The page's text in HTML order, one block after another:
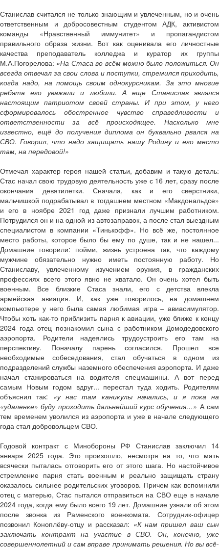
Станислав считался не только знающим и увлеченным, но и очень
ответственным и добросовестным студентом АДК, активистом
команды «Нравственный иммунитет» и пропагандистом
правильного образа жизни. Вот как оценивала его личностные
качества преподаватель колледжа и куратор их группы
М.А.Погорелова: «На Стаса во всём можно было положиться. Он
всегда отвечал за свои слова и поступки, стремился приходить,
когда надо, на помощь своим однокурсникам. За это многие
ребята его уважали и любили. А еще Станислав являлся
настоящим патриотом своей страны. И при этом, у него
сформировалось обостренное чувство справедливости и
ответственности за всё происходящее. Насколько мне
известно, ещё до получения диплома он буквально рвался на
СВО. Говорил, что надо защищать нашу Родину и его место
там, на передовой!»
Отмечая характер героя нашей статьи, добавим и такую деталь:
Стас начал свою трудовую деятельность уже с 16 лет, сразу после
окончания девятилетки. Сначала, как и его сверстники,
мальчишкой подрабатывал в тогдашнем местном «Макдональдсе»
и его в ноябре 2021 год даже признали лучшим работником.
Потрудился он и на одной из автозаправок, а после стал выездным
специалистом в компании «Тинькофф». Но всё же, постоянное
место работы, которое было бы ему по душе, так и не нашел...
Домашние говорили: пойми, жизнь устроена так, что каждому
мужчине обязательно нужно иметь постоянную работу. Но
Станиславу, увлеченному изучением оружия, в гражданских
профессиях всего этого явно не хватало. Он очень хотел быть
военным. Все близкие Стаса знали, его с детства влекла
армейская авиация. И, как уже говорилось, на домашнем
компьютере у него была самая любимая игра – авиасимулятор.
Чтобы хоть как-то приблизить парня к авиации, уже ближе к концу
2024 года отец познакомил сына с работником Домодедовского
аэропорта. Родители надеялись трудоустроить его там на
перспективу. Поначалу парень согласился. Прошел все
необходимые собеседования, стал обучаться в одном из
подразделений службы наземного обеспечения аэропорта. И даже
начал стажироваться на водителя спецмашины. А вот перед
самым Новым годом вдруг... перестал туда ходить. Родителям
объяснил так: «у нас там каникулы начались, и я пока на
«удаленке» буду проходить дальнейший курс обучения…» А сам
тем временем уволился из аэропорта и уже в начале следующего
года стал добровольцем СВО.
Годовой контракт с Минобороны РФ Станислав заключил 14
января 2025 года. Это произошло, несмотря на то, что мать
всячески пыталась отговорить его от этого шага. Но настойчивое
стремление парня стать военным и реально защищать страну
оказалось сильнее родительских уговоров. Причем как вспомнили
отец с матерью, Стас пытался отправиться на СВО еще в начале
2024 года, когда ему было всего 19 лет. Домашние узнали об этом
после звонка из Раменского военкомата. Сотрудник-офицер
позвонил Коноплёву-отцу и рассказал: «К нам пришел ваш сын
заключать контракт на участие в СВО. Он, конечно, уже
совершеннолетний и сам вправе принимать решения. Но вы всё-